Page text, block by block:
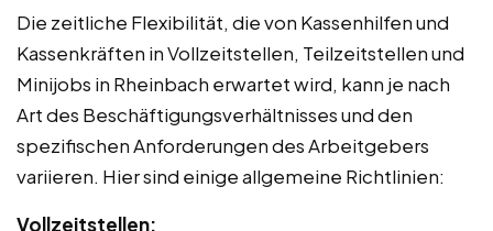
Die zeitliche Flexibilität, die von Kassenhilfen und
Kassenkräften in Vollzeitstellen, Teilzeitstellen und
Minijobs in Rheinbach erwartet wird, kann je nach
Art des Beschäftigungsverhältnisses und den
spezifischen Anforderungen des Arbeitgebers
variieren. Hier sind einige allgemeine Richtlinien:
Vollzeitstellen: